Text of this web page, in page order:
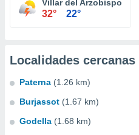
Villar del Arzobispo
32° 22°
Localidades cercanas
Paterna (1.26 km)
Burjassot (1.67 km)
Godella (1.68 km)